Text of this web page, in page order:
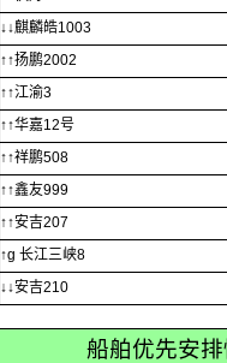
↓↓麒麟皓1003
↑↑扬鹏2002
↑↑江渝3
↑↑华嘉12号
↑↑祥鹏508
↑↑鑫友999
↑↑安吉207
↑g 长江三峡8
↓↓安吉210
船舶优先安